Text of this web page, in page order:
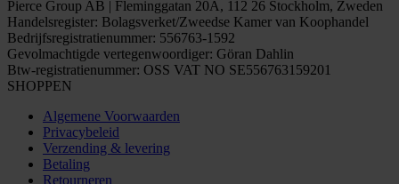
Pierce Group AB | Fleminggatan 20A, 112 26 Stockholm, Zweden
Handelsregister: Bolagsverket/Zweedse Kamer van Koophandel
Bedrijfsregistratienummer: 556763-1592
Gevolmachtigde vertegenwoordiger: Göran Dahlin
Btw-registratienummer: OSS VAT NO SE556763159201
SHOPPEN
Algemene Voorwaarden
Privacybeleid
Verzending & levering
Betaling
Retourneren